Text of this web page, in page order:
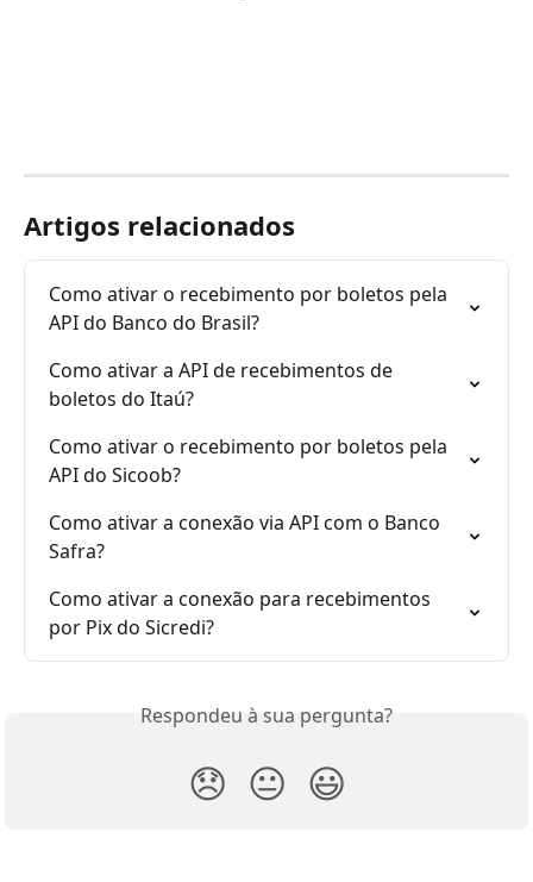
Artigos relacionados
Como ativar o recebimento por boletos pela
API do Banco do Brasil?
Como ativar a API de recebimentos de
boletos do Itaú?
Como ativar o recebimento por boletos pela
API do Sicoob?
Como ativar a conexão via API com o Banco
Safra?
Como ativar a conexão para recebimentos
por Pix do Sicredi?
Respondeu à sua pergunta?
😞 😐 😃